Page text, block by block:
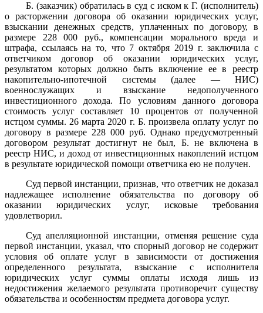
Б. (заказчик) обратилась в суд с иском к Г. (исполнитель)
о расторжении договора об оказании юридических услуг,
взыскании денежных средств, уплаченных по договору, в
размере 228 000 руб., компенсации морального вреда и
штрафа, ссылаясь на то, что 7 октября 2019 г. заключила с
ответчиком договор об оказании юридических услуг,
результатом которых должно быть включение ее в реестр
накопительно-ипотечной системы (далее — НИС)
военнослужащих и взыскание недополученного
инвестиционного дохода. По условиям данного договора
стоимость услуг составляет 10 процентов от полученной
истцом суммы. 26 марта 2020 г. Б. произвела оплату услуг по
договору в размере 228 000 руб. Однако предусмотренный
договором результат достигнут не был, Б. не включена в
реестр НИС, и доход от инвестиционных накоплений истцом
в результате юридической помощи ответчика ею не получен.
Суд первой инстанции, признав, что ответчик не доказал
надлежащее исполнение обязательства по договору об
оказании юридических услуг, исковые требования
удовлетворил.
Суд апелляционной инстанции, отменяя решение суда
первой инстанции, указал, что спорный договор не содержит
условия об оплате услуг в зависимости от достижения
определенного результата, взыскание с исполнителя
юридических услуг суммы оплаты исходя лишь из
недостижения желаемого результата противоречит существу
обязательства и особенностям предмета договора услуг.